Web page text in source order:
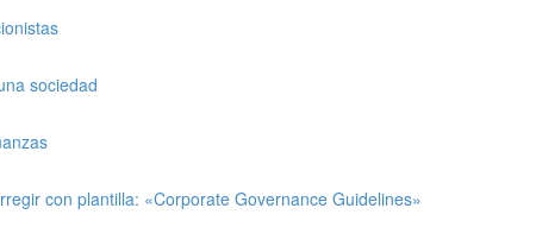
sociedad
con plantilla: «Corporate Governance Guidelines»